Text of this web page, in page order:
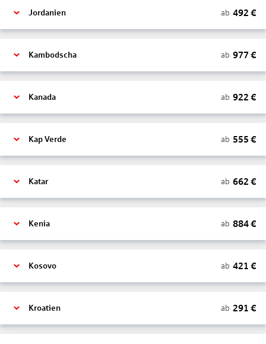
Jordanien ab 492 €
Kambodscha ab 977 €
Kanada ab 922 €
Kap Verde ab 555 €
Katar ab 662 €
Kenia ab 884€
Kosovo ab 421 €
Kroatien ab 291 €